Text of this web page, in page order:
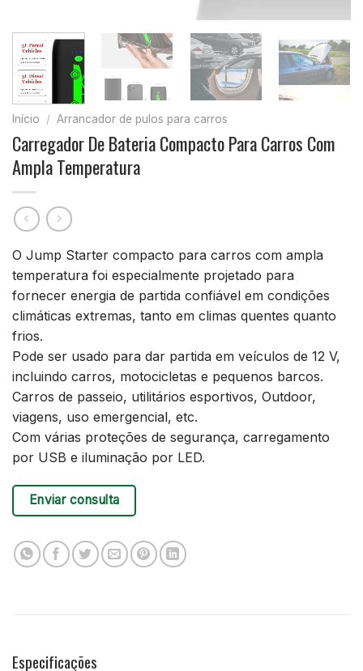
Início / Arrancador de pulos para carros
Carregador De Bateria Compacto Para Carros Com
Ampla Temperatura
O Jump Starter compacto para carros com ampla
temperatura foi especialmente projetado para
fornecer energia de partida confiável em condições
climáticas extremas, tanto em climas quentes quanto
frios.
Pode ser usado para dar partida em veículos de 12 V,
incluindo carros, motocicletas e pequenos barcos.
Carros de passeio, utilitários esportivos, Outdoor,
viagens, uso emergencial, etc.
Com várias proteções de segurança, carregamento
por USB e iluminação por LED.
Enviar consulta
Especificações